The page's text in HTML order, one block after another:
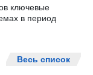
ключевые
в период
Весь список